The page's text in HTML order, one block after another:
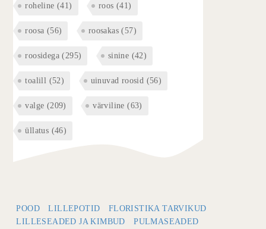
roheline (41) roos (41)
roosa (56) roosakas (57)
roosidega (295) sinine (42)
toalill (52) uinuvad roosid (56)
valge (209) värviline (63)
üllatus (46)
POOD LILLEPOTID
FLORISTIKA TARVIKUD
LILLESEADED JA KIMBUD
PULMASEADED